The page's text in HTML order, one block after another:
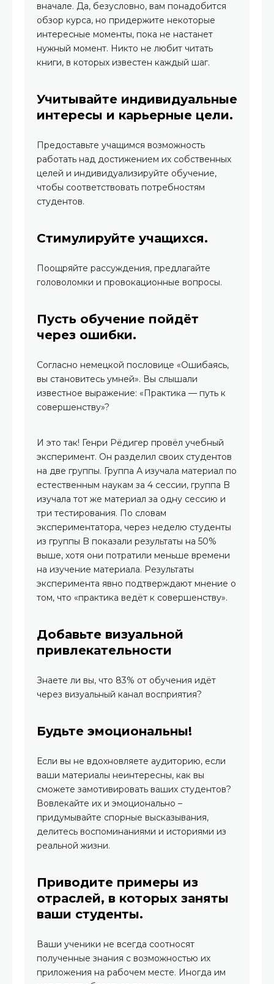
вначале. Да, безусловно, вам понадобится
обзор курса, но придержите некоторые
интересные моменты, пока не настанет
нужный момент. Никто не любит читать
книги, в которых известен каждый шаг.
Учитывайте индивидуальные
интересы и карьерные цели.
Предоставьте учащимся возможность
работать над достижением их собственных
целей и индивидуализируйте обучение,
чтобы соответствовать потребностям
студентов.
Стимулируйте учащихся.
Поощряйте рассуждения, предлагайте
головоломки и провокационные вопросы.
Пусть обучение пойдёт
через ошибки.
Согласно немецкой пословице «Ошибаясь,
вы становитесь умней». Вы слышали
известное выражение: «Практика — путь к
совершенству»?
И это так! Генри Рёдигер провёл учебный
эксперимент. Он разделил своих студентов
на две группы. Группа А изучала материал по
естественным наукам за 4 сессии, группа B
изучала тот же материал за одну сессию и
три тестирования. По словам
экспериментатора, через неделю студенты
из группы B показали результаты на 50%
выше, хотя они потратили меньше времени
на изучение материала. Результаты
эксперимента явно подтверждают мнение о
том, что «практика ведёт к совершенству».
Добавьте визуальной
привлекательности
Знаете ли вы, что 83% от обучения идёт
через визуальный канал восприятия?
Будьте эмоциональны!
Если вы не вдохновляете аудиторию, если
ваши материалы неинтересны, как вы
сможете замотивировать ваших студентов?
Вовлекайте их и эмоционально –
придумывайте спорные высказывания,
делитесь воспоминаниями и историями из
реальной жизни.
Приводите примеры из
отраслей, в которых заняты
ваши студенты.
Ваши ученики не всегда соотносят
полученные знания с возможностью их
приложения на рабочем месте. Иногда им